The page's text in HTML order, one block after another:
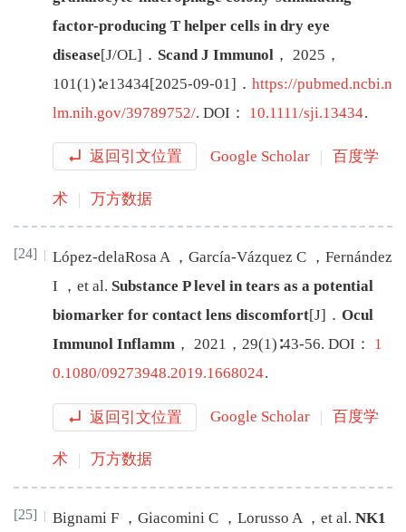
factor-producing T helper cells in dry eye
disease[J/OL] ． Scand J Immunol ， 2025 ，
101(1)∶e13434[2025-09-01] ． https://pubmed.ncbi.n
lm.nih.gov/39789752/. DOI： 10.1111/sji.13434.
返回引文位置 Google Scholar 百度学
术 万方数据
[24] López-delaRosaA ， García-Vázquez C ， Fernández
I
， et al. Substance P level in tears as a potential
biomarker for contact lens discomfort[J] ． Ocul
Immunol Inflamm ， 2021 ， 29(1)∶43-56. DOI： 1
0.1080/09273948.2019.1668024.
返回引文位置 Google Scholar 百度学
术 万方数据
[25] Bignami F ， Giacomini C ， Lorusso A ， et al. NK1